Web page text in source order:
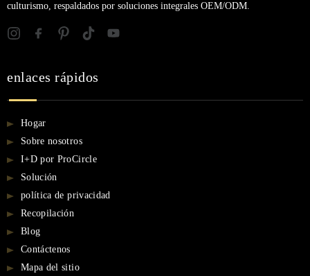
culturismo, respaldados por soluciones integrales OEM/ODM.
enlaces rápidos
Hogar
Sobre nosotros
I+D por ProCircle
Solución
política de privacidad
Recopilación
Blog
Contáctenos
Mapa del sitio